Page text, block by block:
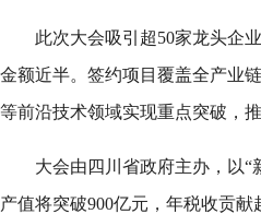
此次大会吸引超50家龙头企
金额近半。签约项目覆盖全产业
等前沿技术领域实现重点突破，
大会由四川省政府主办，以
产值将突破900亿元，年税收贡